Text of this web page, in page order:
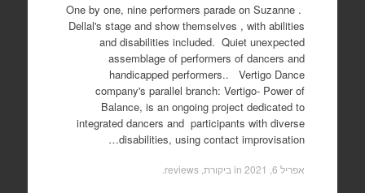
. One by one, nine performers parade on Suzanne
Dellal's stage and show themselves , with abilities
and disabilities included. Quiet unexpected
assemblage of performers of dancers and
handicapped performers.. Vertigo Dance
company's parallel branch: Vertigo- Power of
Balance, is an ongoing project dedicated to
integrated dancers and participants with diverse
disabilities, using contact improvisation…
אפריל 6, 2021 in ביקורת, reviews